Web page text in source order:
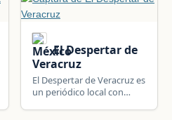
El Despertar de
Veracruz
El Despertar de Veracruz es
un periódico local con